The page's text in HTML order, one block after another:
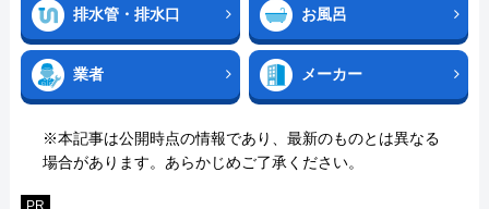
排水管・排水口 お風呂
業者 メーカー
※本記事は公開時点の情報であり、最新のものとは異なる
場合があります。あらかじめご了承ください。
PR